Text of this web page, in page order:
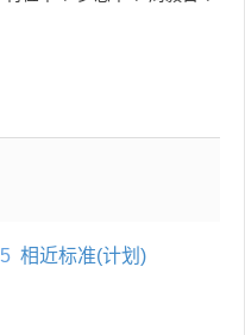
5 相近标准(计划)